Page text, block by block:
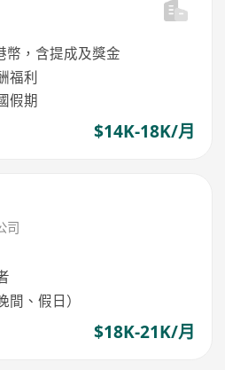
幣，含提成及獎金
福利
假期
$14K-18K/月
司
、假日）
$18K-21K/月